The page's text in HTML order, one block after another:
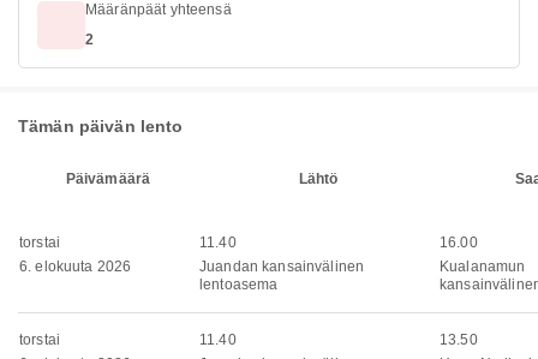
Määränpäät yhteensä
2
Tämän päivän lento
Päivämäärä Lähtö
torstai
6. elokuuta 2026
11.40
Juandan kansainvälinen
lentoasema
16.00
Kualanamun
torstai
11.40
13.50